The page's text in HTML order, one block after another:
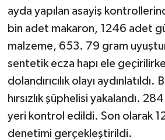
ayda yapılan asayiş
bin adet makaron, 1246 adet
malzeme, 653. 79 gram
sentetik ecza hapı ele
dolandırıcılık olayı aydınlatıldı.
hırsızlık şüphelisi yakalandı.
yeri kontrol edildi. Son olarak
denetimi gerçekleştirildi.